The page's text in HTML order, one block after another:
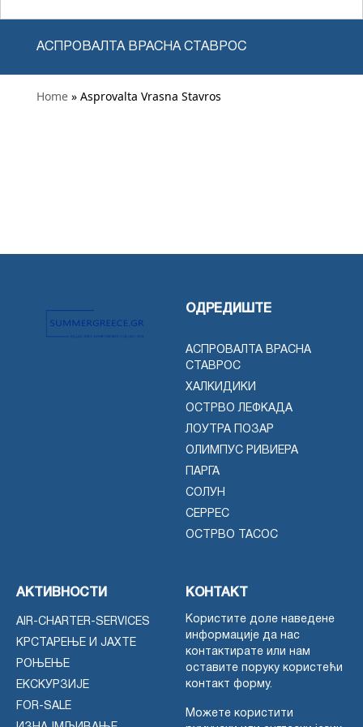
АСПРОВАЛТА ВРАСНА СТАВРОС
Home » Asprovalta Vrasna Stavros
ОДРЕДИШТЕ
АСПРОВАЛТА ВРАСНА
СТАВРОС
ХАЛКИДИКИ
ОСТРВО ЛЕФКАДА
ЛОУТРА ПОЗАР
ОЛИМПУС РИВИЕРА
ПАРГА
СОЛУН
СЕРРЕС
ОСТРВО ТАСОС
АКТИВНОСТИ
AIR-CHARTER-SERVICES
КРСТАРЕЊЕ И ЈАХТЕ
РОЊЕЊЕ
ЕКСКУРЗИЈЕ
FOR-SALE
КОНТАКТ
Користите доле наведене
информације да нас
контактирате или нам
оставите поруку користећи
контакт форму.
Можете користити